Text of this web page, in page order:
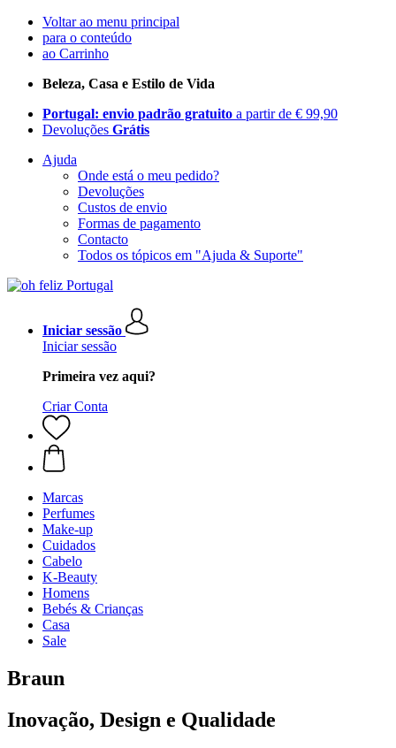
Voltar ao menu principal
para o conteúdo
ao Carrinho
Beleza, Casa e Estilo de Vida
Portugal: envio padrão gratuito a partir de € 99,90
Devoluções Grátis
Ajuda
Onde está o meu pedido?
Devoluções
Custos de envio
Formas de pagamento
Contacto
Todos os tópicos em "Ajuda & Suporte"
Iniciar sessão
Iniciar sessão
Primeira vez aqui?
Criar Conta
Marcas
Perfumes
Make-up
Cuidados
Cabelo
K-Beauty
Homens
Bebés & Crianças
Casa
Sale
Braun
Inovação, Design e Qualidade